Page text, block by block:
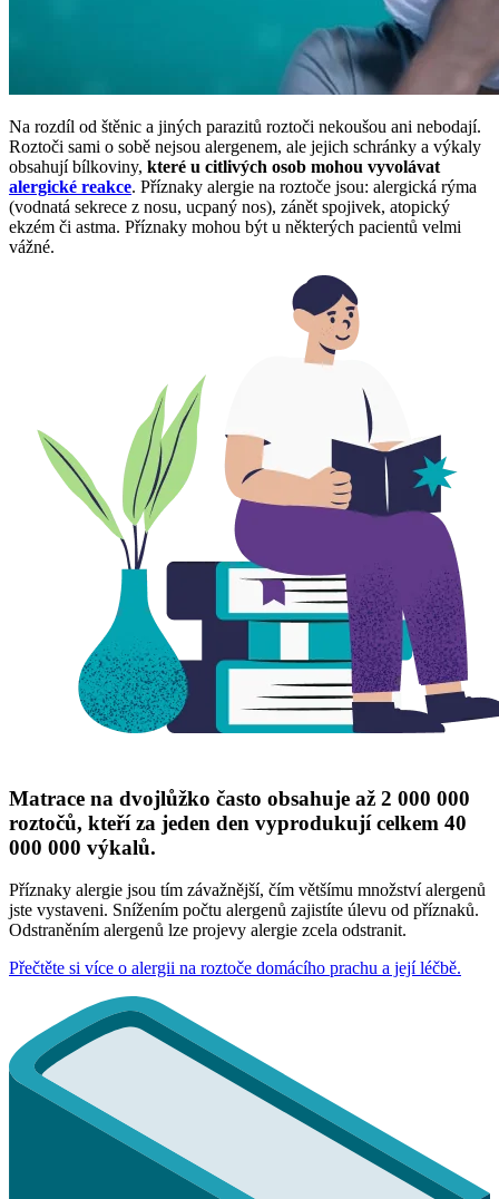
Na rozdíl od štěnic a jiných parazitů roztoči nekoušou ani nebodají.
Roztoči sami o sobě nejsou alergenem, ale jejich schránky a výkaly
obsahují bílkoviny, které u citlivých osob mohou vyvolávat
alergické reakce. Příznaky alergie na roztoče jsou: alergická rýma
(vodnatá sekrece z nosu, ucpaný nos), zánět spojivek, atopický
ekzém či astma. Příznaky mohou být u některých pacientů velmi
vážné.
Matrace na dvojlůžko často obsahuje až 2 000 000
roztočů, kteří za jeden den vyprodukují celkem 40
000 000 výkalů.
Příznaky alergie jsou tím závažnější, čím většímu množství alergenů
jste vystaveni. Snížením počtu alergenů zajistíte úlevu od příznaků.
Odstraněním alergenů lze projevy alergie zcela odstranit.
Přečtěte si více o alergii na roztoče domácího prachu a její léčbě.